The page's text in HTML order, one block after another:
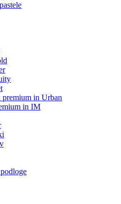
premium in Urban
in IM